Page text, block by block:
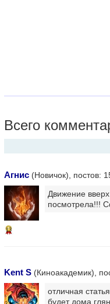
Всего
Агнис (Новичок), постов:
13
Движение
посмотрела!!!
Kent S (Киноакадемик),
отличная
будет дома